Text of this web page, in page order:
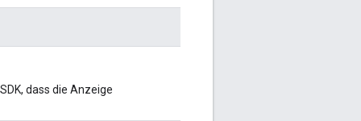
dass die Anzeige